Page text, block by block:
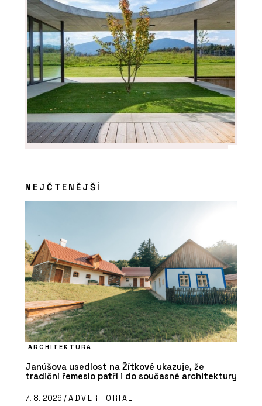
NEJČTENĚJŠÍ
ARCHITEKTURA
Janúšova usedlost na Žítkové ukazuje, že
tradiční řemeslo patří i do současné architektury
7. 8. 2026 /ADVERTORIAL